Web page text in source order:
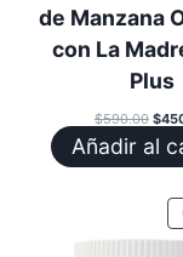
de Manzana
con La
Plus
$590.00 El
era:
$
Añadir al